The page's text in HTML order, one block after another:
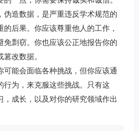
伪造数据，是严重违反学术规范的
后果。你应该尊重他人的工作，
免剽窃。你也应该公正地报告你的
改数据。
可能会面临各种挑战，但你应该通
行为，来克服这些挑战。只有这
，成长，以及对你的研究领域作出